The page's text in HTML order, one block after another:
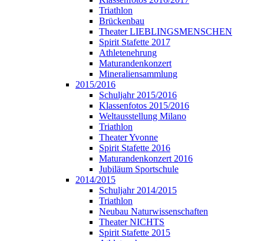
Triathlon
Brückenbau
Theater LIEBLINGSMENSCHEN
Spirit Stafette 2017
Athletenehrung
Maturandenkonzert
Mineraliensammlung
2015/2016
Schuljahr 2015/2016
Klassenfotos 2015/2016
Weltausstellung Milano
Triathlon
Theater Yvonne
Spirit Stafette 2016
Maturandenkonzert 2016
Jubiläum Sportschule
2014/2015
Schuljahr 2014/2015
Triathlon
Neubau Naturwissenschaften
Theater NICHTS
Spirit Stafette 2015